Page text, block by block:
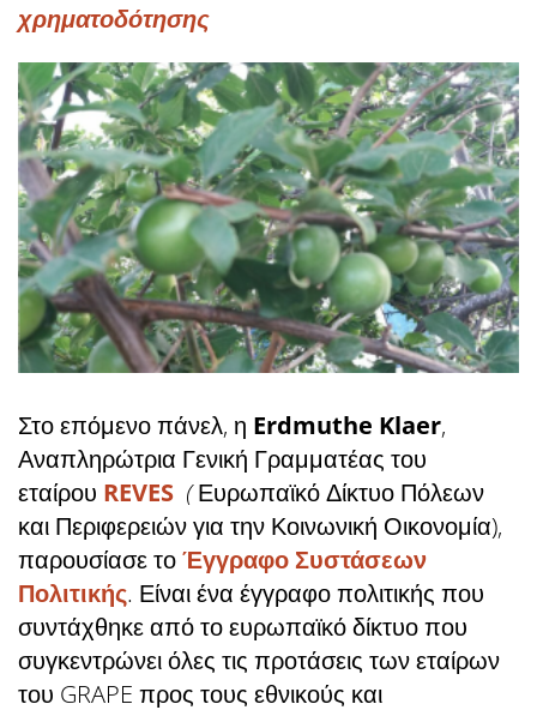
χρηματοδότησης
Στο επόμενο πάνελ, η Erdmuthe Klaer,
Αναπληρώτρια Γενική Γραμματέας του
εταίρου REVES (Ευρωπαϊκό Δίκτυο Πόλεων
και Περιφερειών για την Κοινωνική Οικονομία),
παρουσίασε τοΈγγραφο Συστάσεων
Πολιτικής. Είναι ένα έγγραφο πολιτικής που
συντάχθηκε από το ευρωπαϊκό δίκτυο που
συγκεντρώνει όλες τις προτάσεις των εταίρων
του GRAPE προς τους εθνικούς και